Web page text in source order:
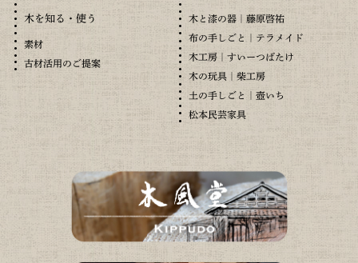
木を知る・使う
素材
古材活用のご提案
木と漆の器｜藤原啓祐
布の手しごと｜テラメイド
木工房｜すいーつばたけ
木の玩具｜柴工房
土の手しごと｜壺いち
松本民芸家具